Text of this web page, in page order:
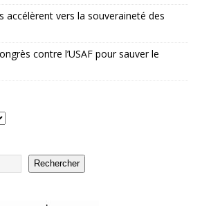
accélèrent vers la souveraineté des
contre l’USAF pour sauver le
Rechercher